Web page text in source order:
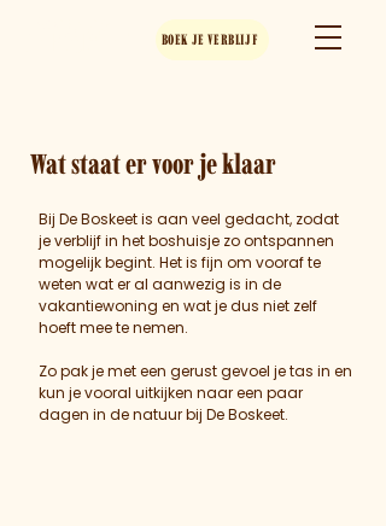
BOEK JE VERBLIJF
Wat staat er voor je klaar
Bij De Boskeet is aan veel gedacht, zodat
je verblijf in het boshuisje zo ontspannen
mogelijk begint. Het is fijn om vooraf te
weten wat er al aanwezig is in de
vakantiewoning en wat je dus niet zelf
hoeft mee te nemen.
Zo pak je met een gerust gevoel je tas in en
kun je vooral uitkijken naar een paar
dagen in de natuur bij De Boskeet.